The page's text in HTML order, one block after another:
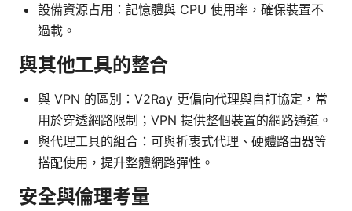
設備資源占用：記憶體與 CPU 使用率，確保裝置不
過載。
與其他工具的整合
與 VPN 的區別：V2Ray 更偏向代理與自訂協定，常
用於穿透網路限制；VPN 提供整個裝置的網路通道。
與代理工具的組合：可與折衷式代理、硬體路由器等
搭配使用，提升整體網路彈性。
安全與倫理考量